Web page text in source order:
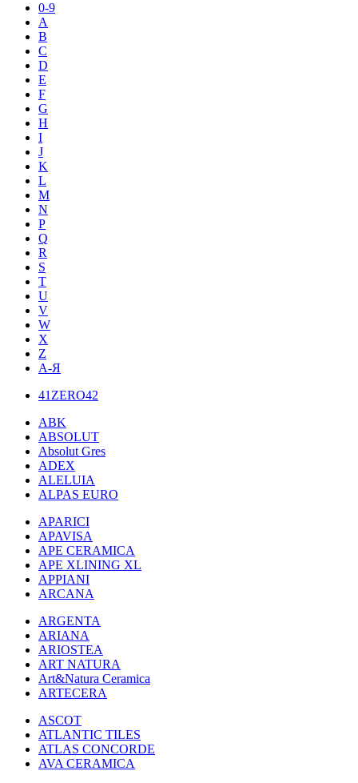
0-9
A
B
C
D
E
F
G
H
I
J
K
L
M
N
P
Q
R
S
T
U
V
W
X
Z
А-Я
41ZERO42
ABK
ABSOLUT
Absolut Gres
ADEX
ALELUIA
ALPAS EURO
APARICI
APAVISA
APE CERAMICA
APE XLINING XL
APPIANI
ARCANA
ARGENTA
ARIANA
ARIOSTEA
ART NATURA
Art&Natura Ceramica
ARTECERA
ASCOT
ATLANTIC TILES
ATLAS CONCORDE
AVA CERAMICA